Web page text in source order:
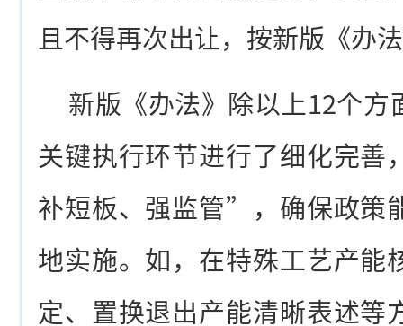
且不得再次出让，按新版《办
新版《办法》除以上12个方
关键执行环节进行了细化完
补短板、强监管”，确保政策
地实施。如，在特殊工艺产能
定、置换退出产能清晰表述等